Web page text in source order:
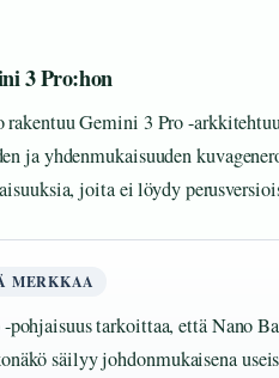
3 Pro:hon
rakentuu Gemini 3 Pro -
ja yhdenmukaisuuden
joita ei löydy
MERKKAA
pohjaisuus tarkoittaa, että Nano
säilyy johdonmukaisena